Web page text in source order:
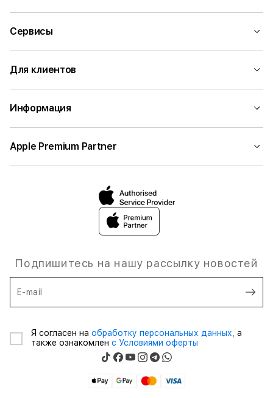
Сервисы
Для клиентов
Информация
Apple Premium Partner
Подпишитесь на нашу рассылку новостей
E-mail
Я согласен на обработку персональных данных, а
также ознакомлен с Условиями оферты